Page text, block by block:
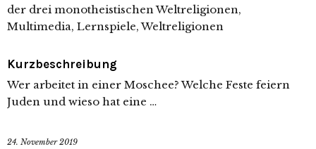
der drei monotheistischen Weltreligionen,
Multimedia, Lernspiele, Weltreligionen
Kurzbeschreibung
Wer arbeitet in einer Moschee? Welche Feste feiern
Juden und wieso hat eine …
24. November 2019